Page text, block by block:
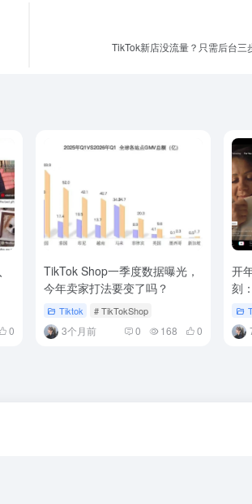
TikTok新店没流量？只需后台
0
TikTok Shop一季度数据曝光，
今年卖家打法要变了吗？
Tiktok # TikTokShop
3个月前 0 168 0
开
刻
品